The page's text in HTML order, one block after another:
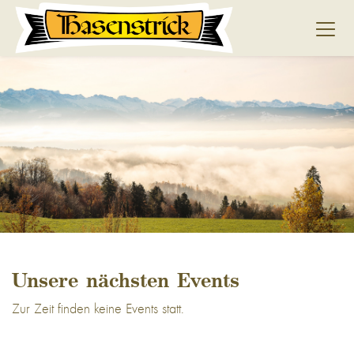
Unsere nächsten Events
Zur Zeit finden keine Events statt.